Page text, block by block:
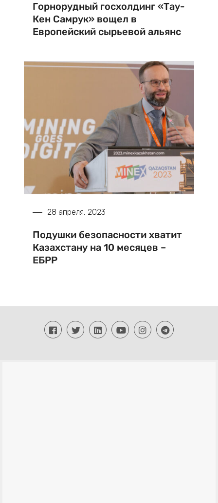
Горнорудный госхолдинг «Тау-
Кен Самрук» вощел в
Европейский сырьевой альянс
28 апреля, 2023
Подушки безопасности хватит
Казахстану на 10 месяцев –
ЕБРР